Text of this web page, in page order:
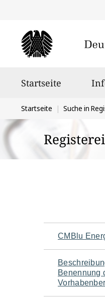
Startseite
Sie
befinden
sich
hier:
Startseite Suche in
für
den
CMBlu
Benennung